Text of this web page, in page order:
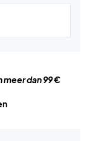
meer dan 99 €